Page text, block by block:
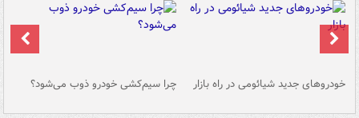
خودروهای جدید شیائومی در راه بازار چرا سیم‌کشی خودرو ذوب می‌شود؟